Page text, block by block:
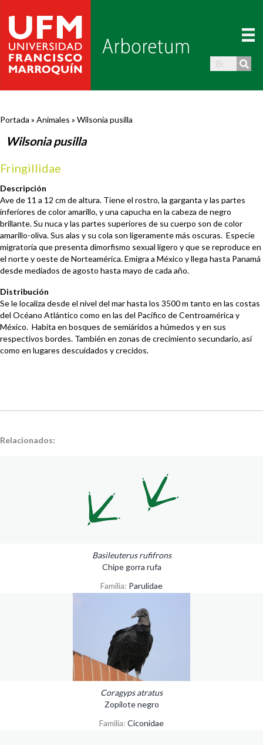
Portada » Animales » Wilsonia pusilla
Wilsonia pusilla
Fringillidae
Descripción
Ave de 11 a 12 cm de altura. Tiene el rostro, la garganta y las partes
inferiores de color amarillo, y una capucha en la cabeza de negro
brillante. Su nuca y las partes superiores de su cuerpo son de color
amarillo-oliva. Sus alas y su cola son ligeramente más oscuras. Especie
migratoria que presenta dimorfismo sexual ligero y que se reproduce en
el norte y oeste de Norteamérica. Emigra a México y llega hasta Panamá
desde mediados de agosto hasta mayo de cada año.
Distribución
Se le localiza desde el nivel del mar hasta los 3500 m tanto en las costas
del Océano Atlántico como en las del Pacífico de Centroamérica y
México. Habita en bosques de semiáridos a húmedos y en sus
respectivos bordes. También en zonas de crecimiento secundario, así
como en lugares descuidados y crecidos.
Relacionados:
Basileuterus rufifrons
Chipe gorra rufa
Familia: Parulidae
Coragyps atratus
Zopilote negro
Familia: Ciconidae